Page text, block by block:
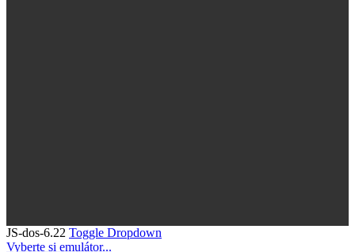
JS-dos-6.22 Toggle Dropdown
Vyberte si emulátor...